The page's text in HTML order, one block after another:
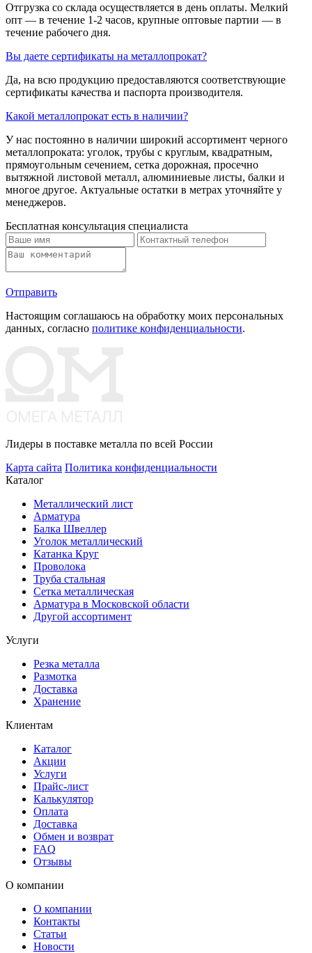
Отгрузка со склада осуществляется в день оплаты. Мелкий
опт — в течение 1-2 часов, крупные оптовые партии — в
течение рабочего дня.
Вы даете сертификаты на металлопрокат?
Да, на всю продукцию предоставляются соответствующие
сертификаты качества и паспорта производителя.
Какой металлопрокат есть в наличии?
У нас постоянно в наличии широкий ассортимент черного
металлопроката: уголок, трубы с круглым, квадратным,
прямоугольным сечением, сетка дорожная, просечно
вытяжной листовой металл, алюминиевые листы, балки и
многое другое. Актуальные остатки в метрах уточняйте у
менеджеров.
Бесплатная консультация специалиста
Отправить
Настоящим соглашаюсь на обработку моих персональных
данных, согласно политике конфиденциальности.
Лидеры в поставке металла по всей России
Карта сайта Политика конфиденциальности
Каталог
Металлический лист
Арматура
Балка Швеллер
Уголок металлический
Катанка Круг
Проволока
Труба стальная
Сетка металлическая
Арматура в Московской области
Другой ассортимент
Услуги
Резка металла
Размотка
Доставка
Хранение
Клиентам
Каталог
Акции
Услуги
Прайс-лист
Калькулятор
Оплата
Доставка
Обмен и возврат
FAQ
Отзывы
О компании
О компании
Контакты
Статьи
Новости